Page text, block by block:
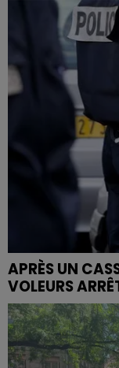
APRÈS UN
VOLEURS